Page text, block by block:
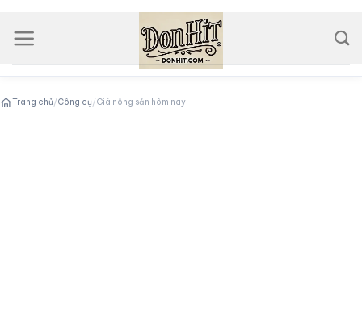
to
content
Trang chủ/Công cụ/Giá nông sản hôm nay